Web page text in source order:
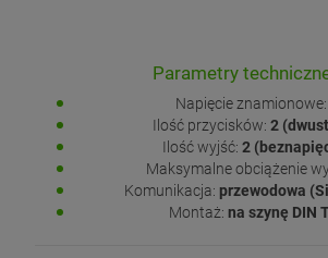
Parametry
Napięcie znamionowe:
Ilość przycisków: 2
Ilość wyjść: 2
Maksymalne obciążenie
Komunikacja: przewodowa
Montaż: na szynę DIN